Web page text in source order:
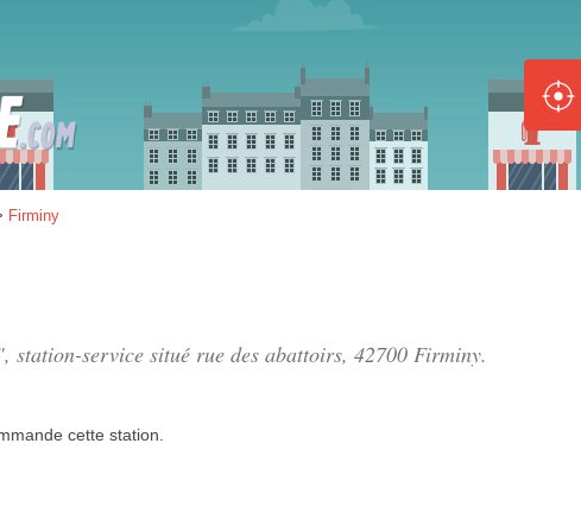
Firminy
station-service situé rue des abattoirs, 42700 Firminy.
cette station.
Gazole :
Disponible Épuisé
SP 98 :
Disponible Épuisé